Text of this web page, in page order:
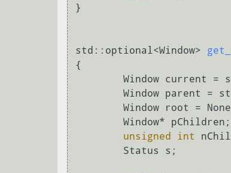
}
std::optional<Window>
{
unsigned
int